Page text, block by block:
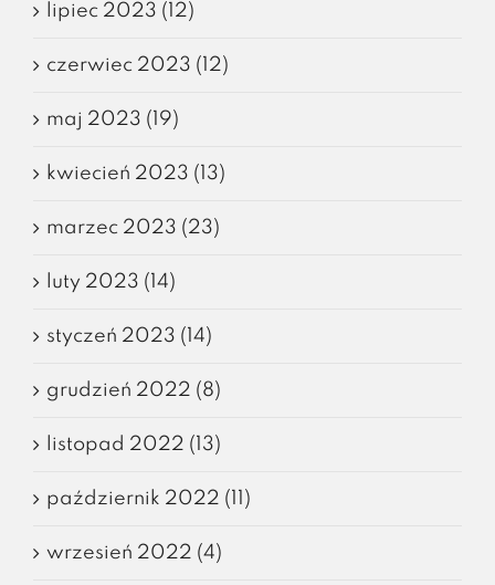
lipiec 2023 (12)
czerwiec 2023 (12)
maj 2023 (19)
kwiecień 2023 (13)
marzec 2023 (23)
luty 2023 (14)
styczeń 2023 (14)
grudzień 2022 (8)
listopad 2022 (13)
październik 2022 (11)
wrzesień 2022 (4)